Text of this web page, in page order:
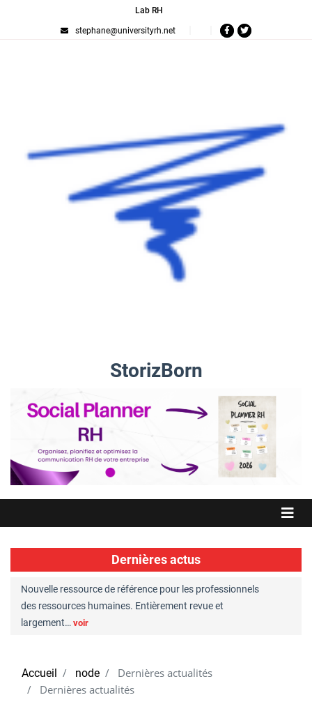
Lab RH
stephane@universityrh.net
StorizBorn
Dernières actus
Nouvelle ressource de référence pour les professionnels
des ressources humaines. Entièrement revue et
largement… voir
Accueil node
Dernières actualités
Dernières actualités